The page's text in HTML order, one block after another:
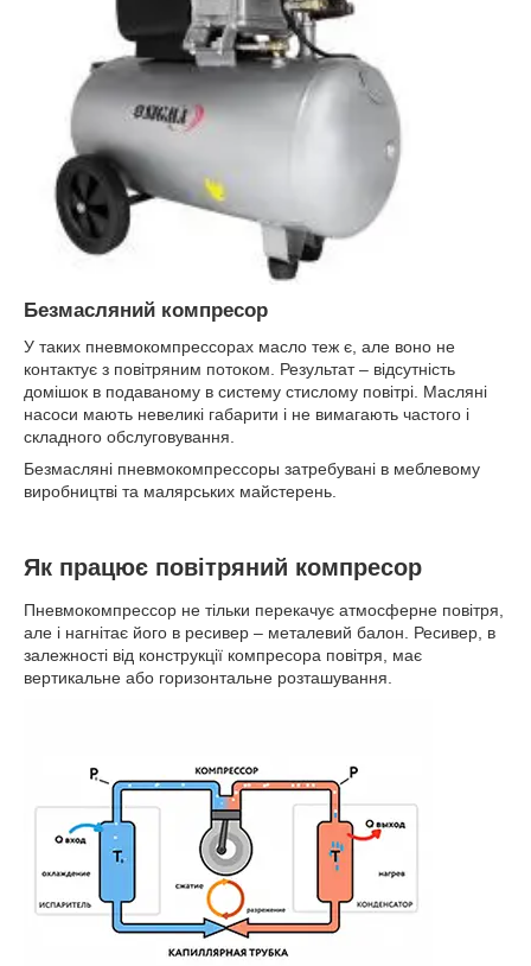
Безмасляний компресор
У таких пневмокомпрессорах масло теж є, але воно не
контактує з повітряним потоком. Результат – відсутність
домішок в подаваному в систему стислому повітрі. Масляні
насоси мають невеликі габарити і не вимагають частого і
складного обслуговування.
Безмасляні пневмокомпрессоры затребувані в меблевому
виробництві та малярських майстерень.
Як працює повітряний компресор
Пневмокомпрессор не тільки перекачує атмосферне повітря,
але і нагнітає його в ресивер – металевий балон. Ресивер, в
залежності від конструкції компресора повітря, має
вертикальне або горизонтальне розташування.